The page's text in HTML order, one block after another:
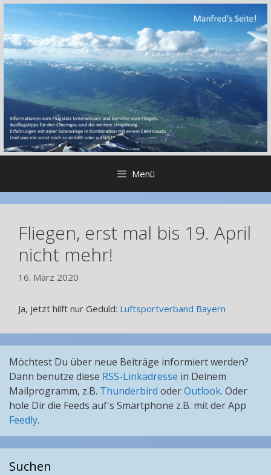
Zum
springen
Menü
Fliegen, erst mal bis 19. April
nicht mehr!
16. März 2020
Ja, jetzt hilft nur Geduld: Luftsportverband Bayern
Möchtest Du über neue Beiträge informiert werden?
Dann benutze diese RSS-Linkadresse in Deinem
Mailprogramm, z.B. Thunderbird oderOutlook. Oder
hole Dir die Feeds auf's Smartphone z.B. mit der App
Feedly.
Suchen